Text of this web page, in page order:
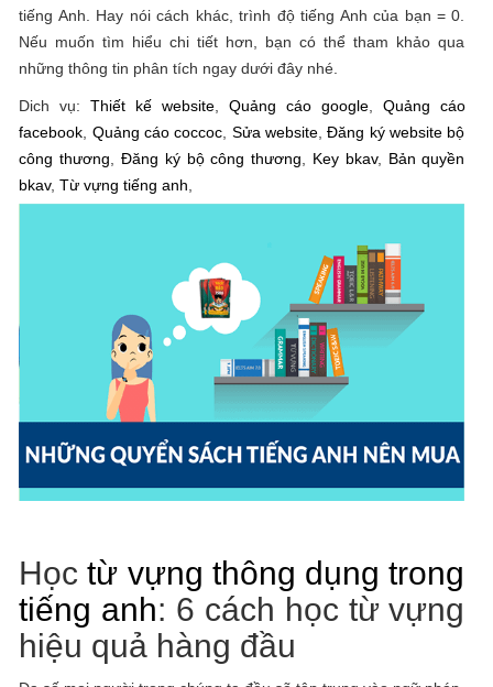
tiếng Anh. Hay nói cách khác, trình độ tiếng Anh của bạn = 0.
Nếu muốn tìm hiểu chi tiết hơn, bạn có thể tham khảo qua
những thông tin phân tích ngay dưới đây nhé.
Dich vụ:Thiết kế website, Quảng cáo google, Quảng cáo
facebook, Quảng cáo coccoc, Sửa website,Đăng ký website bộ
công thương, Đăng ký bộ công thương, Key bkav, Bản quyền
bkav,Từ vựng tiếng anh,
Họctừ vựng thông dụng trong
tiếng anh: 6 cách học từ vựng
hiệu quả hàng đầu